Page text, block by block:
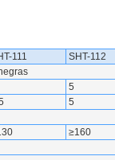
111
SHT-112
5
5
≥160